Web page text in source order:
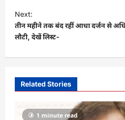
s
t
n
a
Next:
तीन महीने तक बंद रहीं आधा दर्जन से
लौटी, देखें लिस्ट-
Related Stories
1 minute read